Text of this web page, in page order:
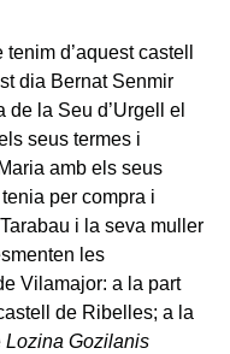
d’aquest castell
dia Bernat Senmir
la Seu d’Urgell el
seus termes i
amb els seus
per compra i
i la seva muller
les
Vilamajor: a la part
de Ribelles; a la
Lozina Gozilanis